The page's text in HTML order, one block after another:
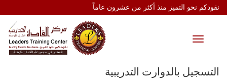
نقودكم نحو التميز منذ أكثر من عشرون عاماً
Toggle
التسجيل بالدوارت التدريبية